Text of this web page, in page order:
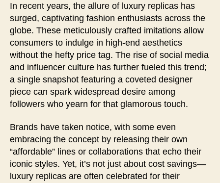
In recent years, the allure of luxury replicas has
surged, captivating fashion enthusiasts across the
globe. These meticulously crafted imitations allow
consumers to indulge in high-end aesthetics
without the hefty price tag. The rise of social media
and influencer culture has further fueled this trend;
a single snapshot featuring a coveted designer
piece can spark widespread desire among
followers who yearn for that glamorous touch.
Brands have taken notice, with some even
embracing the concept by releasing their own
“affordable” lines or collaborations that echo their
iconic styles. Yet, it’s not just about cost savings—
luxury replicas are often celebrated for their